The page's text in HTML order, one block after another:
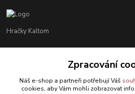
Hračky Kaltom
+420 777 538 008
Zpracování
Náš e-shop a partneři potřebují Váš
cookies, aby Vám mohli zobrazovat